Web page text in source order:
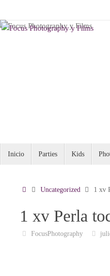
contenido
Inicio Parties Kids
InicioUncategorized 1 xv
1 xv Perla
FocusPhotography